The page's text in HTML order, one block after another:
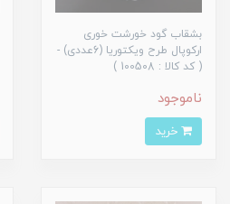
بشقاب گود خورشت خوری
ارکوپال طرح ویکتوریا (6عددی) -
( کد کالا : 100508 )
ناموجود